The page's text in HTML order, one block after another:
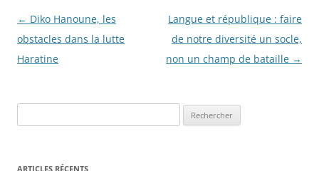
Navigation
des
articles
← Diko Hanoune, les
obstacles dans la lutte
Haratine
Langue et république : faire
de notre diversité un socle,
non un champ de bataille →
e
h
ARTICLES RÉCENTS